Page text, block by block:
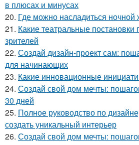
в плюсах и минусах
20. Где можно насладиться
21. Какие театральные постановки
зрителей
22. Создай дизайн-проект сам:
для начинающих
23. Какие инновационные
24. Создай свой дом мечты:
30 дней
25. Полное руководство по
создать уникальный интерьер
26. Создай свой дом мечты: